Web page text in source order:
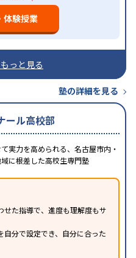
体験授業
っと見る
塾の詳細を見る
ール高校部
実力を高められる、名古屋市内・
に根差した高校生専門塾
た指導で、進度も理解度もサ
分で設定でき、自分に合った